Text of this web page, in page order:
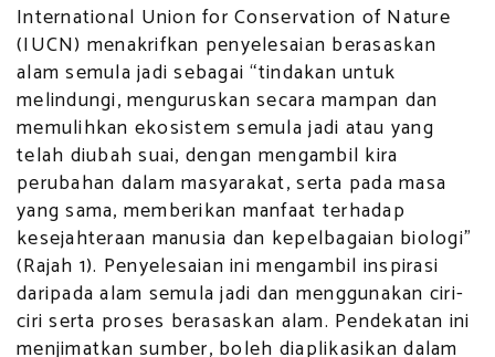
International Union for Conservation of Nature
(IUCN) menakrifkan penyelesaian berasaskan
alam semula jadi sebagai “tindakan untuk
melindungi, menguruskan secara mampan dan
memulihkan ekosistem semula jadi atau yang
telah diubah suai, dengan mengambil kira
perubahan dalam masyarakat, serta pada masa
yang sama, memberikan manfaat terhadap
kesejahteraan manusia dan kepelbagaian biologi”
(Rajah 1). Penyelesaian ini mengambil inspirasi
daripada alam semula jadi dan menggunakan ciri-
ciri serta proses berasaskan alam. Pendekatan ini
menjimatkan sumber, boleh diaplikasikan dalam